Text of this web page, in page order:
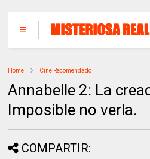
Home Cine Recomendado
Annabelle 2: La
Imposible no verla.
COMPARTIR: